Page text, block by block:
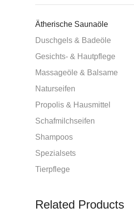
Ätherische Saunaöle
Duschgels & Badeöle
Gesichts- & Hautpflege
Massageöle & Balsame
Naturseifen
Propolis & Hausmittel
Schafmilchseifen
Shampoos
Spezialsets
Tierpflege
Related Products